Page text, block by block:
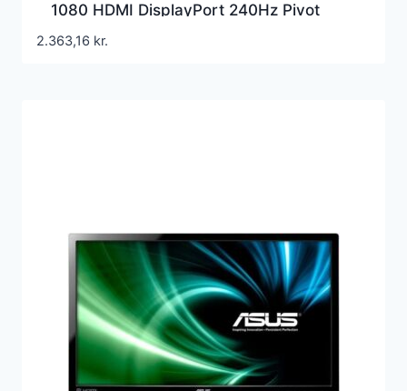
1080 HDMI DisplayPort 240Hz Pivot
Skærm
2.363,16 kr.